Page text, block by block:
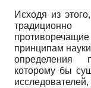
Исходя из
принципам науки
определения
которому бы
исследователей,